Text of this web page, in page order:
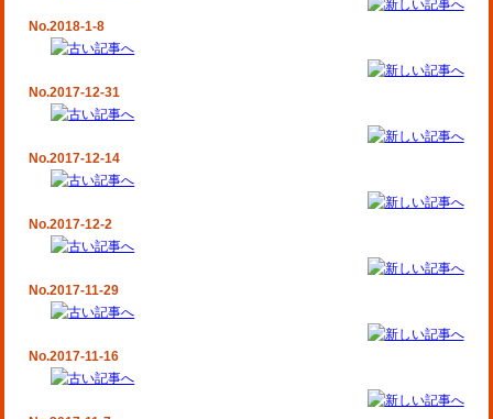
No.2018-1-8
No.2017-12-31
No.2017-12-14
No.2017-12-2
No.2017-11-29
No.2017-11-16